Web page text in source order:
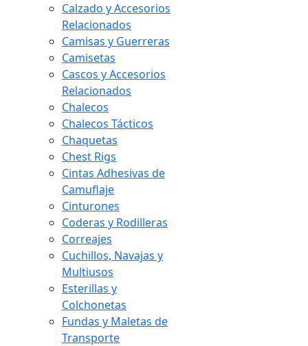
Calzado y Accesorios
Relacionados
Camisas y Guerreras
Camisetas
Cascos y Accesorios
Relacionados
Chalecos
Chalecos Tácticos
Chaquetas
Chest Rigs
Cintas Adhesivas de
Camuflaje
Cinturones
Coderas y Rodilleras
Correajes
Cuchillos, Navajas y
Multiusos
Esterillas y
Colchonetas
Fundas y Maletas de
Transporte